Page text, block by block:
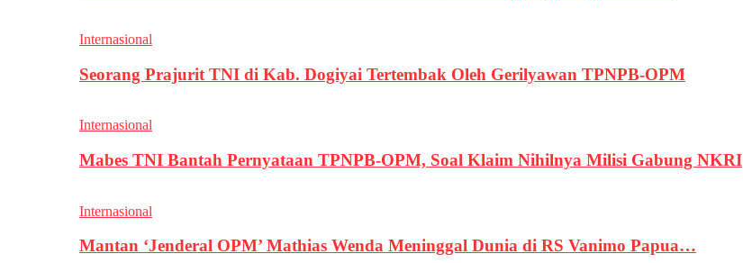
Internasional
Seorang Prajurit TNI di Kab. Dogiyai Tertembak Oleh Gerilyawan TPNPB-OPM
Internasional
Mabes TNI Bantah Pernyataan TPNPB-OPM, Soal Klaim Nihilnya Milisi Gabung NKRI
Internasional
Mantan ‘Jenderal OPM’ Mathias Wenda Meninggal Dunia di RS Vanimo Papua…